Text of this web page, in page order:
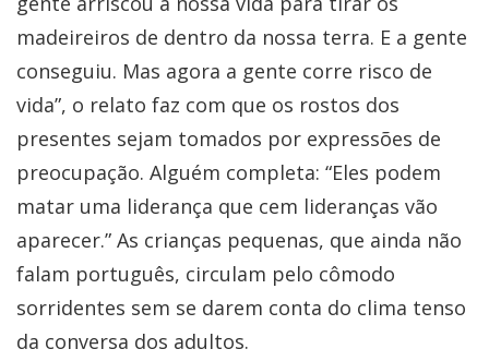
madeireiros de dentro da nossa terra. E a gente
conseguiu. Mas agora a gente corre risco de
vida”, o relato faz com que os rostos dos
presentes sejam tomados por expressões de
preocupação. Alguém completa: “Eles podem
matar uma liderança que cem lideranças vão
aparecer.” As crianças pequenas, que ainda não
falam português, circulam pelo cômodo
sorridentes sem se darem conta do clima tenso
da conversa dos adultos.